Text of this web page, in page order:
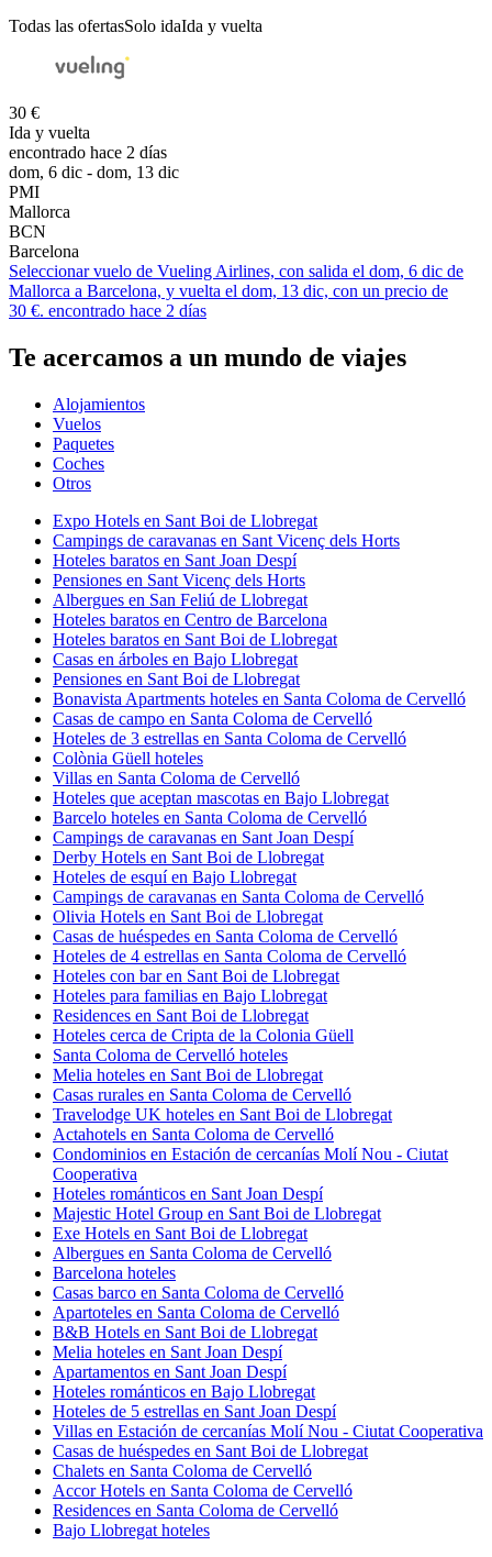
Todas las ofertasSolo idaIda y vuelta
30 €
Ida y vuelta
encontrado hace 2 días
dom, 6 dic - dom, 13 dic
PMI
Mallorca
BCN
Barcelona
Seleccionar vuelo de Vueling Airlines, con salida el dom, 6 dic de
Mallorca a Barcelona, y vuelta el dom, 13 dic, con un precio de
30 €. encontrado hace 2 días
Te acercamos a un mundo de viajes
Alojamientos
Vuelos
Paquetes
Coches
Otros
Expo Hotels en Sant Boi de Llobregat
Campings de caravanas en Sant Vicenç dels Horts
Hoteles baratos en Sant Joan Despí
Pensiones en Sant Vicenç dels Horts
Albergues en San Feliú de Llobregat
Hoteles baratos en Centro de Barcelona
Hoteles baratos en Sant Boi de Llobregat
Casas en árboles en Bajo Llobregat
Pensiones en Sant Boi de Llobregat
Bonavista Apartments hoteles en Santa Coloma de Cervelló
Casas de campo en Santa Coloma de Cervelló
Hoteles de 3 estrellas en Santa Coloma de Cervelló
Colònia Güell hoteles
Villas en Santa Coloma de Cervelló
Hoteles que aceptan mascotas en Bajo Llobregat
Barcelo hoteles en Santa Coloma de Cervelló
Campings de caravanas en Sant Joan Despí
Derby Hotels en Sant Boi de Llobregat
Hoteles de esquí en Bajo Llobregat
Campings de caravanas en Santa Coloma de Cervelló
Olivia Hotels en Sant Boi de Llobregat
Casas de huéspedes en Santa Coloma de Cervelló
Hoteles de 4 estrellas en Santa Coloma de Cervelló
Hoteles con bar en Sant Boi de Llobregat
Hoteles para familias en Bajo Llobregat
Residences en Sant Boi de Llobregat
Hoteles cerca de Cripta de la Colonia Güell
Santa Coloma de Cervelló hoteles
Melia hoteles en Sant Boi de Llobregat
Casas rurales en Santa Coloma de Cervelló
Travelodge UK hoteles en Sant Boi de Llobregat
Actahotels en Santa Coloma de Cervelló
Condominios en Estación de cercanías Molí Nou - Ciutat
Cooperativa
Hoteles románticos en Sant Joan Despí
Majestic Hotel Group en Sant Boi de Llobregat
Exe Hotels en Sant Boi de Llobregat
Albergues en Santa Coloma de Cervelló
Barcelona hoteles
Casas barco en Santa Coloma de Cervelló
Apartoteles en Santa Coloma de Cervelló
B&B Hotels en Sant Boi de Llobregat
Melia hoteles en Sant Joan Despí
Apartamentos en Sant Joan Despí
Hoteles románticos en Bajo Llobregat
Hoteles de 5 estrellas en Sant Joan Despí
Villas en Estación de cercanías Molí Nou - Ciutat Cooperativa
Casas de huéspedes en Sant Boi de Llobregat
Chalets en Santa Coloma de Cervelló
Accor Hotels en Santa Coloma de Cervelló
Residences en Santa Coloma de Cervelló
Bajo Llobregat hoteles